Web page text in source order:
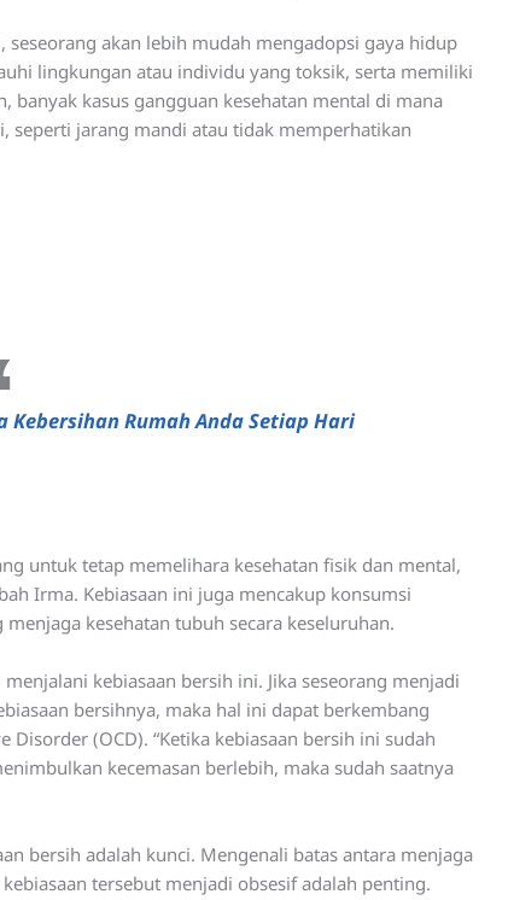
seseorang akan lebih mudah mengadopsi gaya hidup
lingkungan atau individu yang toksik, serta memiliki
kasus gangguan kesehatan mental di mana
jarang mandi atau tidak memperhatikan
Rumah Anda Setiap Hari
untuk tetap memelihara kesehatan fisik dan mental,
Irma. Kebiasaan ini juga mencakup konsumsi
kesehatan tubuh secara keseluruhan.
kebiasaan bersih ini. Jika seseorang menjadi
bersihnya, maka hal ini dapat berkembang
(OCD). “Ketika kebiasaan bersih ini sudah
kecemasan berlebih, maka sudah saatnya
bersih adalah kunci. Mengenali batas antara menjaga
tersebut menjadi obsesif adalah penting.